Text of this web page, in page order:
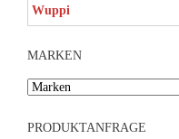
MARKEN
PRODUKTANFRAGE